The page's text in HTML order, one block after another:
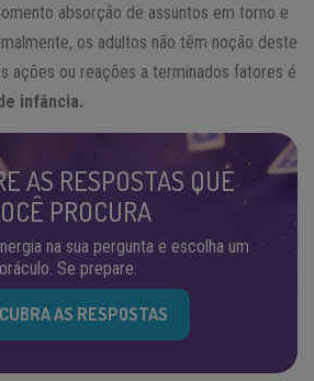
absorção de assuntos em torno e
os adultos não têm noção deste
ações ou reações a terminados fatores é
infância.
AS RESPOSTAS QUE
PROCURA
na sua pergunta e escolha um
oráculo. Se prepare.
AS RESPOSTAS